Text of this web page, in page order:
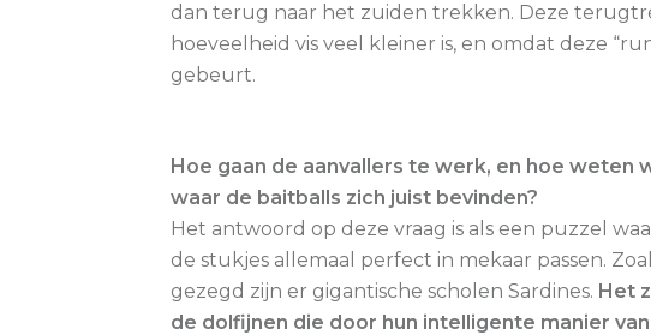
dan terug naar het zuiden trekken. Deze
hoeveelheid vis veel kleiner is, en omdat deze
gebeurt.
Hoe gaan de aanvallers te werk, en hoe weten
waar de baitballs zich juist bevinden?
Het antwoord op deze vraag is als een puzzel
de stukjes allemaal perfect in mekaar passen.
gezegd zijn er gigantische scholen Sardines. Het
de dolfijnen die door hun intelligente manier van